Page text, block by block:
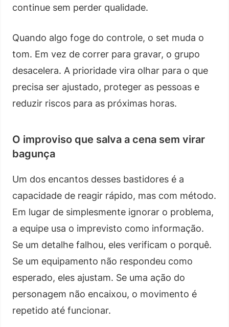
continue sem perder qualidade.
Quando algo foge do controle, o set muda o
tom. Em vez de correr para gravar, o grupo
desacelera. A prioridade vira olhar para o que
precisa ser ajustado, proteger as pessoas e
reduzir riscos para as próximas horas.
O improviso que salva a cena sem virar
bagunça
Um dos encantos desses bastidores é a
capacidade de reagir rápido, mas com método.
Em lugar de simplesmente ignorar o problema,
a equipe usa o imprevisto como informação.
Se um detalhe falhou, eles verificam o porquê.
Se um equipamento não respondeu como
esperado, eles ajustam. Se uma ação do
personagem não encaixou, o movimento é
repetido até funcionar.